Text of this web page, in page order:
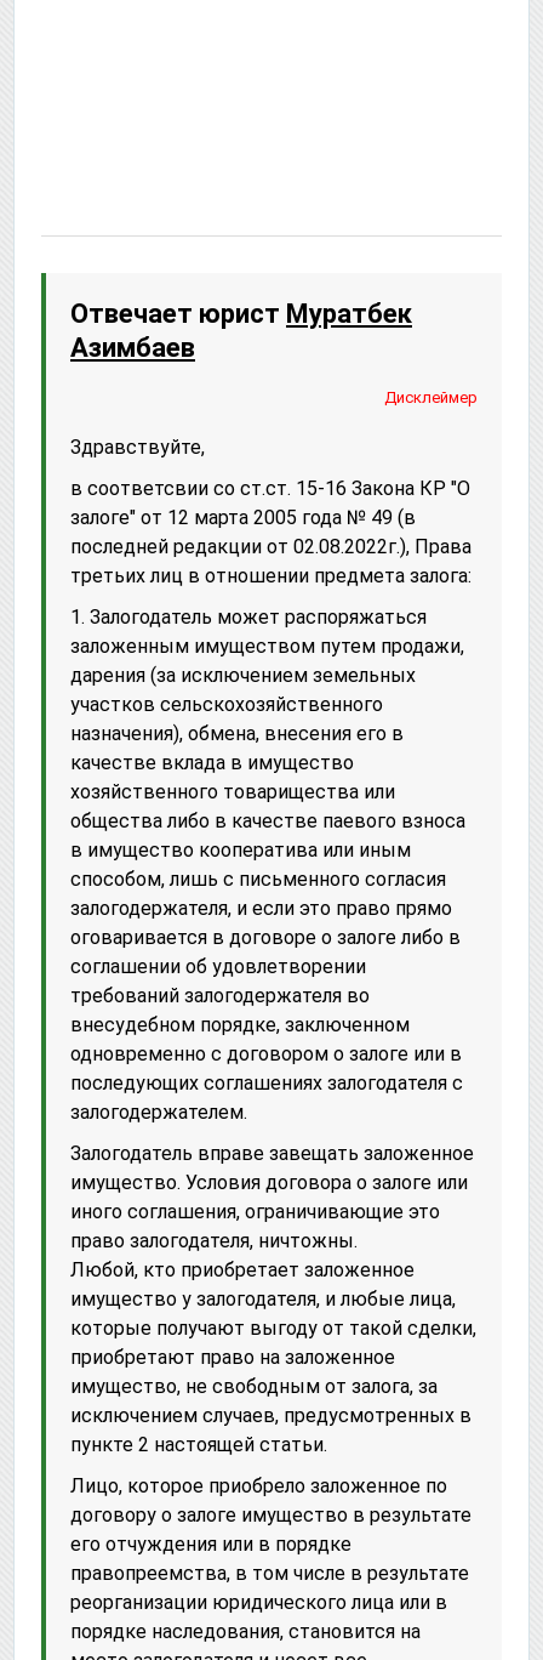
Отвечает юрист Муратбек
Азимбаев
Дисклеймер
Здравствуйте,
в соответсвии со ст.ст. 15-16 Закона КР "О
залоге" от 12 марта 2005 года № 49 (в
последней редакции от 02.08.2022г.), Права
третьих лиц в отношении предмета залога:
1. Залогодатель может распоряжаться
заложенным имуществом путем продажи,
дарения (за исключением земельных
участков сельскохозяйственного
назначения), обмена, внесения его в
качестве вклада в имущество
хозяйственного товарищества или
общества либо в качестве паевого взноса
в имущество кооператива или иным
способом, лишь с письменного согласия
залогодержателя, и если это право прямо
оговаривается в договоре о залоге либо в
соглашении об удовлетворении
требований залогодержателя во
внесудебном порядке, заключенном
одновременно с договором о залоге или в
последующих соглашениях залогодателя с
залогодержателем.
Залогодатель вправе завещать заложенное
имущество. Условия договора о залоге или
иного соглашения, ограничивающие это
право залогодателя, ничтожны.
Любой, кто приобретает заложенное
имущество у залогодателя, и любые лица,
которые получают выгоду от такой сделки,
приобретают право на заложенное
имущество, не свободным от залога, за
исключением случаев, предусмотренных в
пункте 2 настоящей статьи.
Лицо, которое приобрело заложенное по
договору о залоге имущество в результате
его отчуждения или в порядке
правопреемства, в том числе в результате
реорганизации юридического лица или в
порядке наследования, становится на